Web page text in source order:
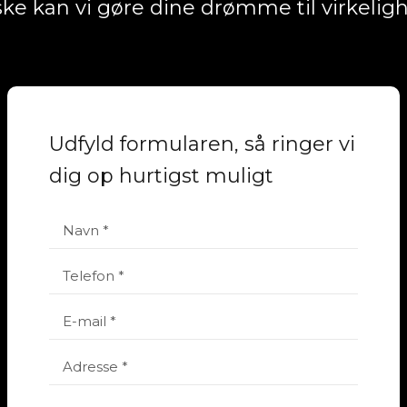
kan vi gøre dine drømme til
Udfyld formularen, så ringer vi
dig op hurtigst muligt